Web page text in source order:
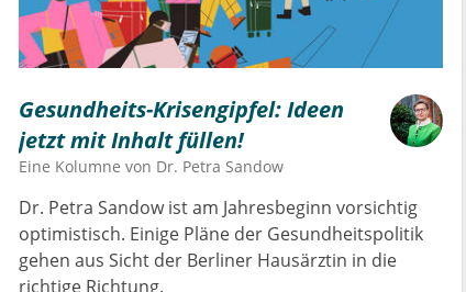
Gesundheits-Krisengipfel: Ideen
jetzt mit Inhalt füllen!
Eine Kolumne von Dr. Petra Sandow
Dr. Petra Sandow ist am Jahresbeginn vorsichtig
optimistisch. Einige Pläne der Gesundheitspolitik
gehen aus Sicht der Berliner Hausärztin in die
richtige Richtung.